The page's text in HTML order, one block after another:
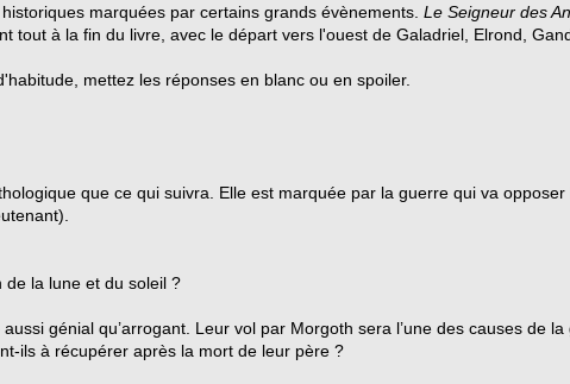
marquées par certains grands évènements. Le Seigneur des
tout à la fin du livre, avec le départ vers l'ouest de Galadriel, Elrond,
mettez les réponses en blanc ou en spoiler.
que ce qui suivra. Elle est marquée par la guerre qui va opposer
de la lune et du soleil ?
génial qu’arrogant. Leur vol par Morgoth sera l’une des causes de
ils à récupérer après la mort de leur père ?